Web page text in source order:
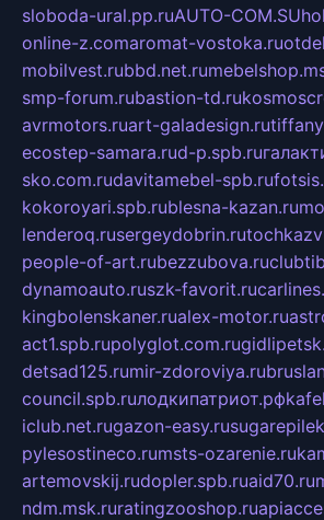
sloboda-ural.pp.ruAUTO-COM.SU
online-z.comaromat-vostoka.ru
mobilvest.rubbd.net.ru
smp-forum.rubastion-td.ru
avrmotors.ruart-galadesign.ru
ecostep-samara.rud-p.spb.ru
sko.com.rudavitamebel-spb.ru
kokoroyari.spb.rublesna-kazan.ru
lenderoq.rusergeydobrin.ru
people-of-art.rubezzubova.ru
dynamoauto.ruszk-favorit.ru
kingbolenskaner.rualex-motor.ru
act1.spb.rupolyglot.com.ru
detsad125.rumir-zdoroviya.ru
council.spb.ruлодкипатриот.рф
iclub.net.rugazon-easy.ru
pylesostineco.rumsts-ozarenie.ru
artemovskij.rudopler.spb.ruaid70.ru
ndm.msk.ruratingzooshop.ru